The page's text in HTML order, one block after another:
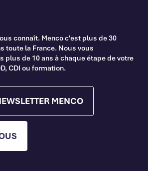
connaît. Menco c'est plus de 30
toute la France. Nous vous
plus de 10 ans à chaque étape de votre
CDI ou formation.
MENCO